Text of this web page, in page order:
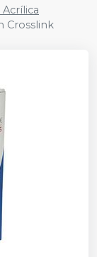
Acrílica
Crosslink